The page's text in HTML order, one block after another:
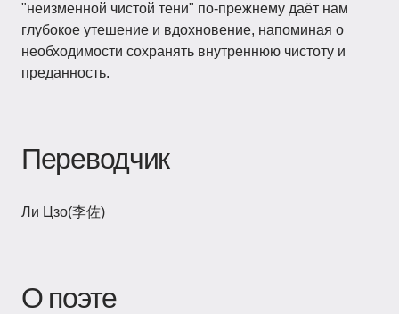
"неизменной чистой тени" по-прежнему даёт нам
глубокое утешение и вдохновение, напоминая о
необходимости сохранять внутреннюю чистоту и
преданность.
Переводчик
Ли Цзо(李佐)
О поэте